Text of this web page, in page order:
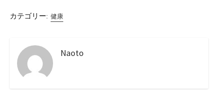
カテゴリー: 健康
Naoto